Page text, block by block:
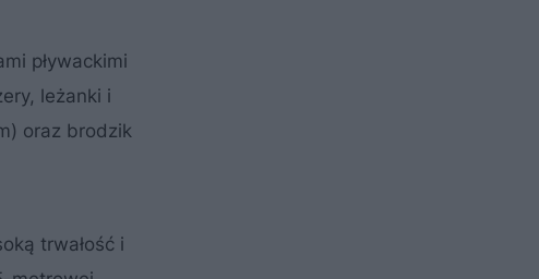
pływackimi
leżanki i
oraz brodzik
trwałość i